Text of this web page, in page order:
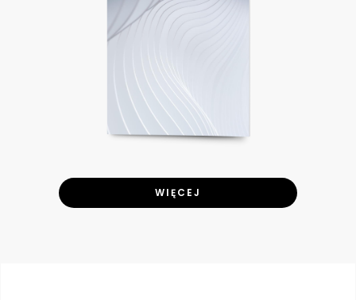
WIĘCEJ